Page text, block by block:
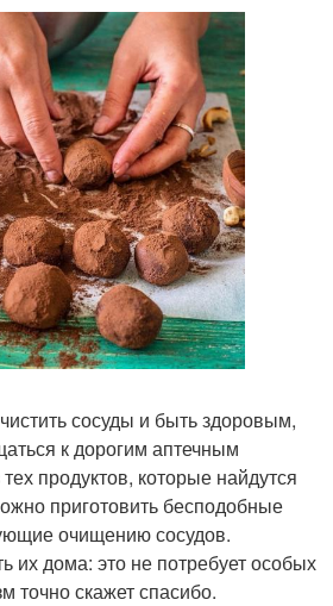
сосуды и быть здоровым,
к дорогим аптечным
продуктов, которые найдутся
приготовить бесподобные
очищению сосудов.
их дома: это не потребует особых
точно скажет спасибо.